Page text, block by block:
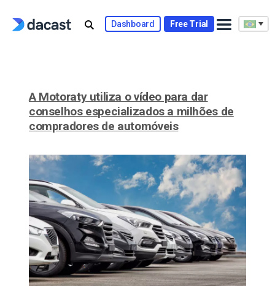
Dashboard Free Trial
A Motoraty utiliza o vídeo para dar
conselhos especializados a milhões de
compradores de automóveis